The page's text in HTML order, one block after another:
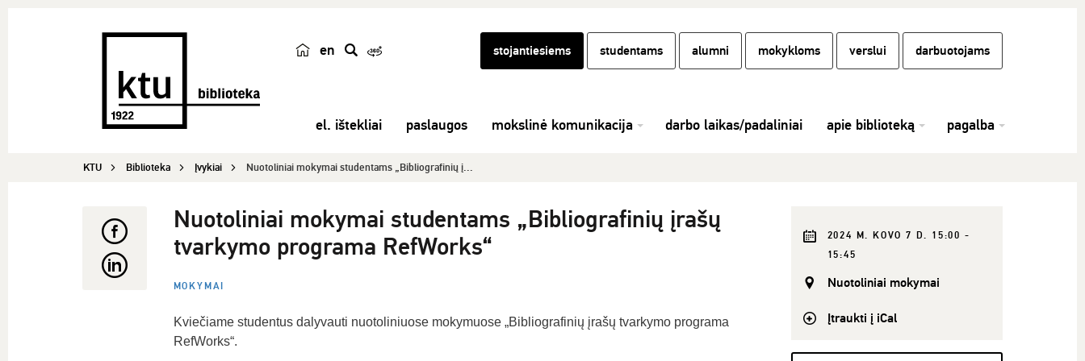
en
e
k
stojantiesiems studentams alumni mokykloms verslui darbuotojams
el. ištekliai paslaugos mokslinė komunikacija darbo laikas/padaliniai apie biblioteką pagalba
KTU Biblioteka Įvykiai Nuotoliniai mokymai studentams „Bibliografinių į...
Nuotoliniai mokymai studentams „Bibliografinių įrašų
tvarkymo programa RefWorks“
MOKYMAI
Kviečiame studentus dalyvauti nuotoliniuose mokymuose „Bibliografinių įrašų tvarkymo programa
RefWorks“.
2024 M. KOVO 7 D. 15:00 -
15:45
Nuotoliniai mokymai
Įtraukti į iCal